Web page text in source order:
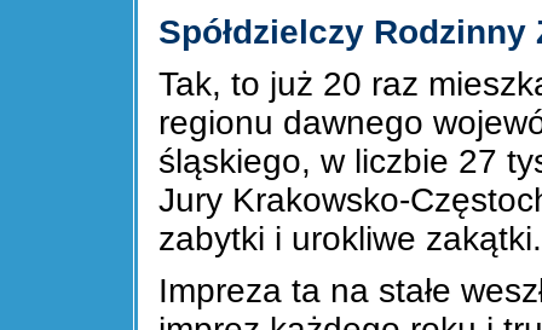
Spółdzielczy Rodzinny
Tak, to już 20 raz
regionu dawnego
śląskiego, w liczbie 27
Jury Krakowsko-
zabytki i urokliwe zakątki.
Impreza ta na stałe